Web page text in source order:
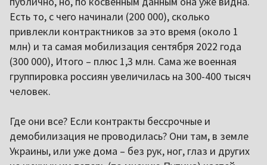
Есть то, с чего начинали (200 000), сколько
привлекли контрактников за это время (около 1
млн) и та самая мобилизация сентября 2022 года
(300 000), Итого – плюс 1,3 млн. Сама же военная
группировка россиян увеличилась на 300-400 тысяч
человек.
Где они все? Если контракты бессрочные и
демобилизация не проводилась? Они там, в земле
Украины, или уже дома – без рук, ног, глаз и других